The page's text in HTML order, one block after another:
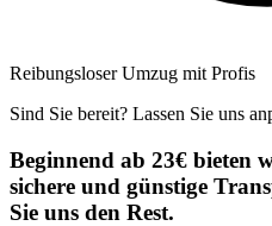
Reibungsloser Umzug mit Profis
Sind Sie bereit? Lassen Sie uns
Beginnend ab 23€ bieten
sichere und günstige
Sie uns den Rest.